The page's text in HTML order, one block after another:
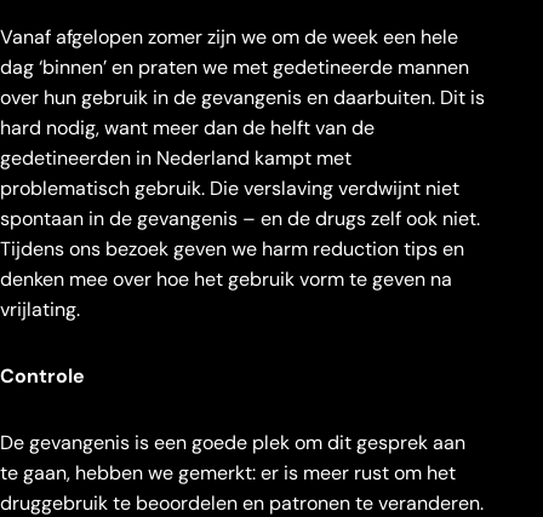
Vanaf afgelopen zomer zijn we om de week een hele
dag ‘binnen’ en praten we met gedetineerde mannen
over hun gebruik in de gevangenis en daarbuiten. Dit is
hard nodig, want meer dan de helft van de
gedetineerden in Nederland kampt met
problematisch gebruik. Die verslaving verdwijnt niet
spontaan in de gevangenis – en de drugs zelf ook niet.
Tijdens ons bezoek geven we harm reduction tips en
denken mee over hoe het gebruik vorm te geven na
vrijlating.
Controle
De gevangenis is een goede plek om dit gesprek aan
te gaan, hebben we gemerkt: er is meer rust om het
druggebruik te beoordelen en patronen te veranderen.